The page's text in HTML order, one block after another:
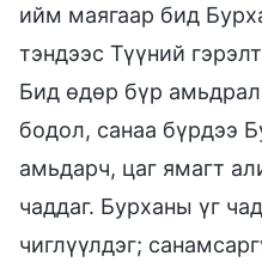
ийм маягаар бид
тэндээс Түүний
Бид өдөр бүр
бодол, санаа бүрдээ
амьдарч, цаг ямагт
чаддаг. Бурханы үг
чиглүүлдэг;